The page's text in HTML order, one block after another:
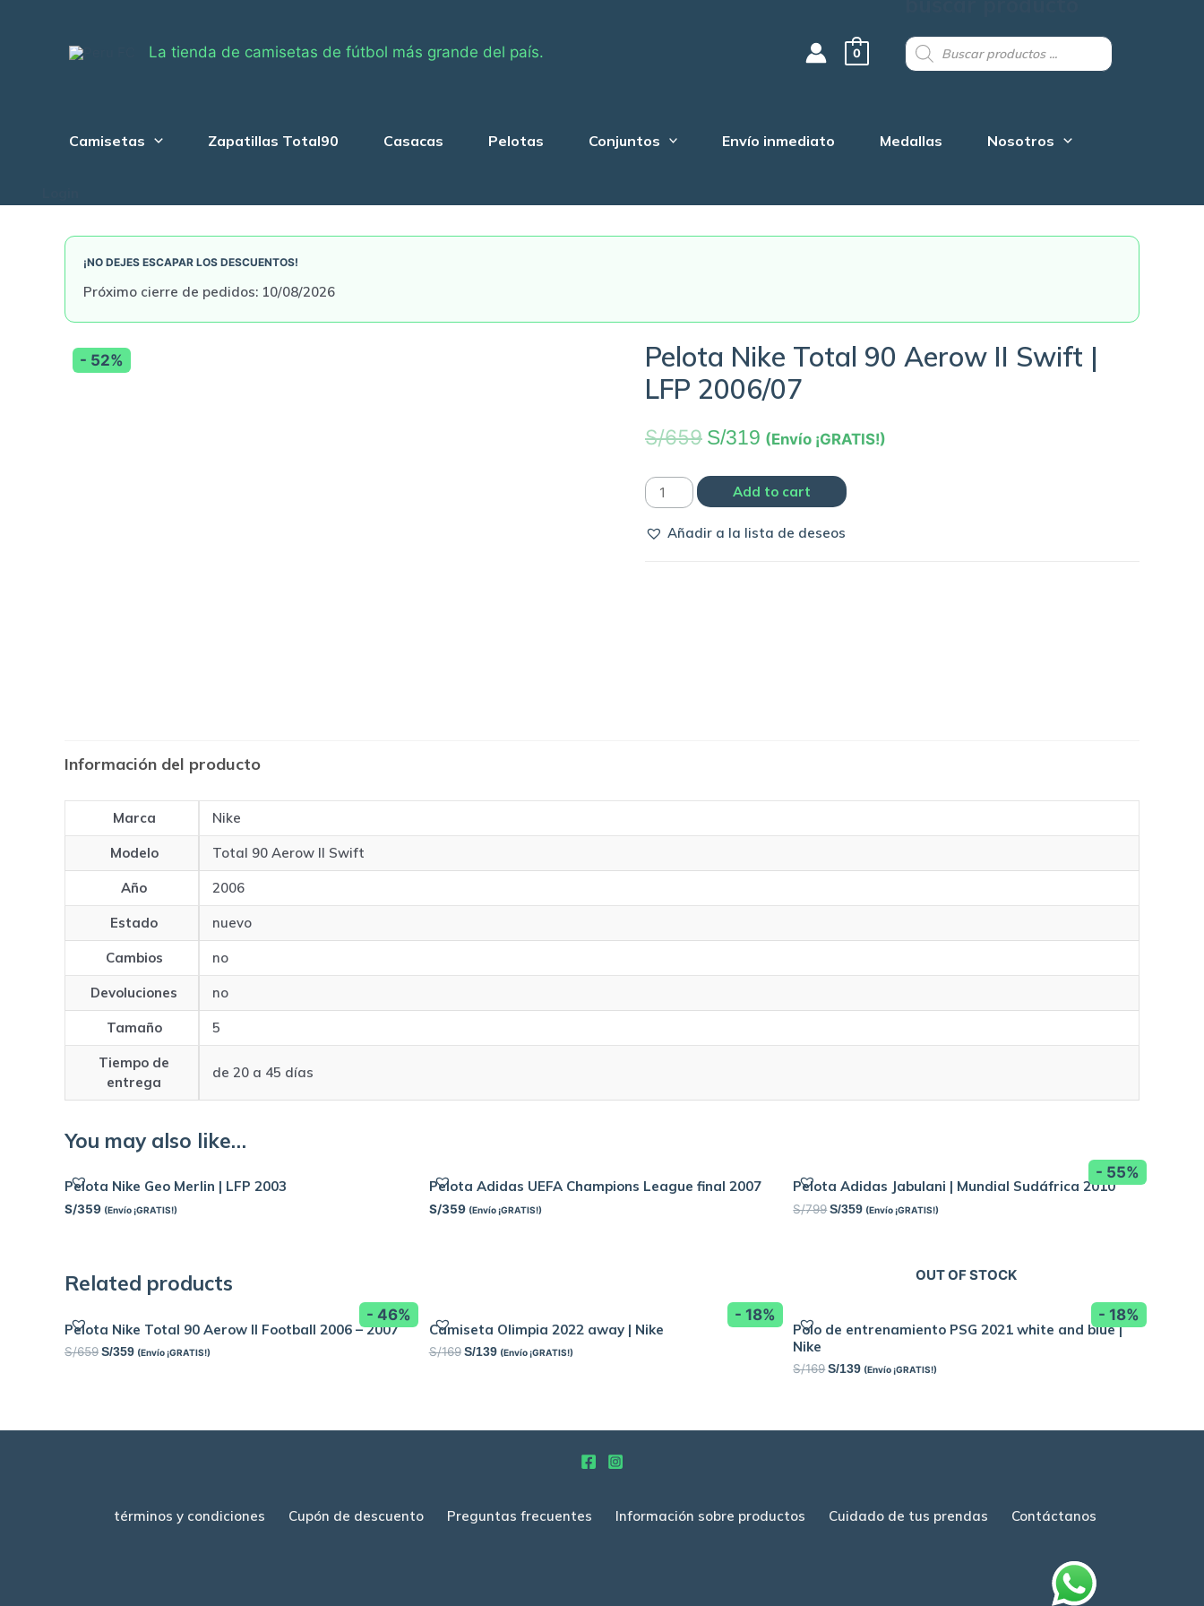
La tienda de camisetas de fútbol más grande del país. 0
Products
search
Camisetas Zapatillas Total90 Casacas Pelotas Conjuntos Envío inmediato Medallas Nosotros
¡NO DEJES ESCAPAR LOS DESCUENTOS!
Próximo cierre de pedidos: 10/08/2026
- 52%
Pelota Nike Total 90 Aerow II Swift |
LFP 2006/07
S/659 S/319 (Envío ¡GRATIS!)
Pelota
Total
Add to cart
Añadir a la lista de deseos
Información del producto
Marca Nike
Modelo Total 90 Aerow II Swift
Año 2006
Estado nuevo
Cambios no
Devoluciones no
Tamaño 5
Tiempo de
entrega
de 20 a 45 días
You may also like…
Pelota Nike Geo Merlin | LFP 2003
S/359 (Envío ¡GRATIS!)
Pelota Adidas UEFA Champions League final 2007
S/359 (Envío ¡GRATIS!)
- 55%
Pelota Adidas Jabulani | Mundial Sudáfrica 2010
S/799 S/359 (Envío ¡GRATIS!)
Related products
- 46%
Pelota Nike Total 90 Aerow II Football 2006 – 2007
S/659 S/359 (Envío ¡GRATIS!)
- 18%
Camiseta Olimpia 2022 away | Nike
S/169 S/139 (Envío ¡GRATIS!)
- 18%
OUT OF STOCK
Polo de entrenamiento PSG 2021 white and blue |
Nike
S/169 S/139 (Envío ¡GRATIS!)
términos y condiciones Cupón de descuento Preguntas frecuentes Información sobre productos Cuidado de tus prendas Contáctanos